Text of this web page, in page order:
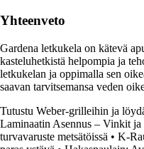
Yhteenveto
Gardena letkukela on kätevä
kasteluhetkistä helpompia ja
letkukelan ja oppimalla sen
saavan tarvitsemansa veden
Tutustu Weber-grilleihin ja
Laminaatin Asennus – Vinkit ja
turvavaruste metsätöissä • K-